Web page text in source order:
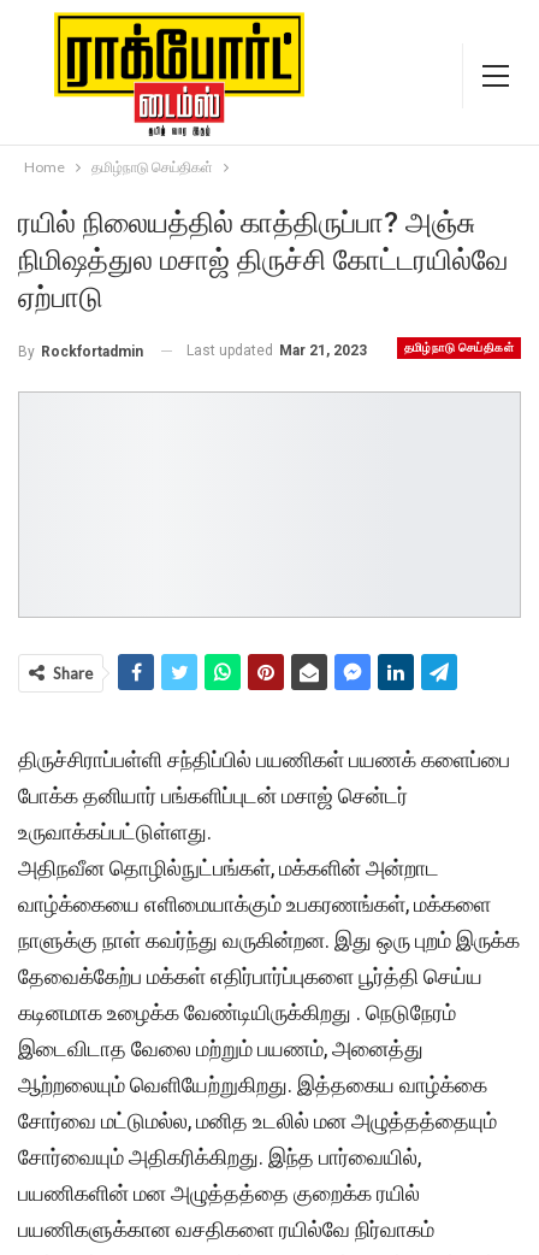
Home தமிழ்நாடு செய்திகள்
ரயில் நிலையத்தில் காத்திருப்பா? அஞ்சு
நிமிஷத்துல மசாஜ் திருச்சி கோட்டரயில்வே
ஏற்பாடு
தமிழ்நாடு செய்திகள்
By Rockfortadmin Last updated Mar 21, 2023
Share
திருச்சிராப்பள்ளி சந்திப்பில் பயணிகள் பயணக் களைப்பை
போக்க தனியார் பங்களிப்புடன் மசாஜ் சென்டர்
உருவாக்கப்பட்டுள்ளது.
அதிநவீன தொழில்நுட்பங்கள், மக்களின் அன்றாட
வாழ்க்கையை எளிமையாக்கும் உபகரணங்கள், மக்களை
நாளுக்கு நாள் கவர்ந்து வருகின்றன. இது ஒரு புறம் இருக்க
தேவைக்கேற்ப மக்கள் எதிர்பார்ப்புகளை பூர்த்தி செய்ய
கடினமாக உழைக்க வேண்டியிருக்கிறது . நெடுநேரம்
இடைவிடாத வேலை மற்றும் பயணம், அனைத்து
ஆற்றலையும் வெளியேற்றுகிறது. இத்தகைய வாழ்க்கை
சோர்வை மட்டுமல்ல, மனித உடலில் மன அழுத்தத்தையும்
சோர்வையும் அதிகரிக்கிறது. இந்த பார்வையில்,
பயணிகளின் மன அழுத்தத்தை குறைக்க ரயில்
பயணிகளுக்கான வசதிகளை ரயில்வே நிர்வாகம்